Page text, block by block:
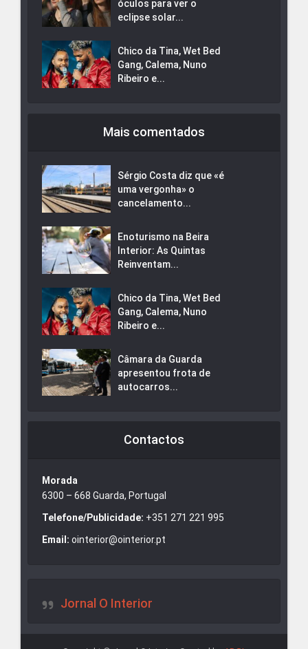
óculos para ver o
eclipse solar...
Chico da Tina, Wet Bed
Gang, Calema, Nuno
Ribeiro e...
Mais comentados
Sérgio Costa diz que «é
uma vergonha» o
cancelamento...
Enoturismo na Beira
Interior: As Quintas
Reinventam...
Chico da Tina, Wet Bed
Gang, Calema, Nuno
Ribeiro e...
Câmara da Guarda
apresentou frota de
autocarros...
Contactos
Morada
6300 – 668 Guarda, Portugal
Telefone/Publicidade: +351 271 221 995
Email: ointerior@ointerior.pt
Jornal O Interior